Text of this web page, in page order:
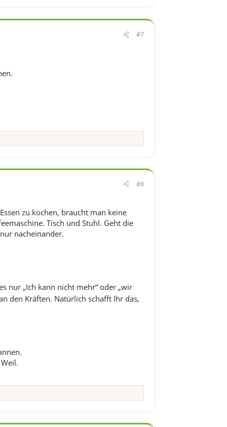
#7
#8
zu kochen, braucht man keine
Tisch und Stuhl. Geht die
nacheinander.
nur „Ich kann nicht mehr“ oder „wir
den Kräften. Natürlich schafft Ihr das,